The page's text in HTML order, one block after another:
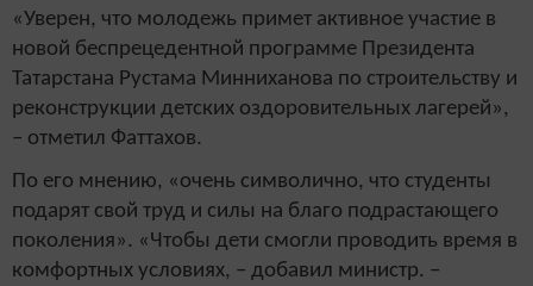
«Уверен, что молодежь примет активное участие в
новой беспрецедентной программе Президента
Татарстана Рустама Минниханова по строительству и
реконструкции детских оздоровительных лагерей»,
– отметил Фаттахов.
По его мнению, «очень символично, что студенты
подарят свой труд и силы на благо подрастающего
поколения». «Чтобы дети смогли проводить время в
комфортных условиях, – добавил министр. –